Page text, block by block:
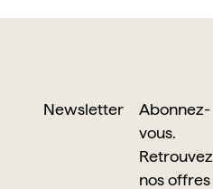
Newsletter
Abonnez-
vous.
Retrouvez
nos offres